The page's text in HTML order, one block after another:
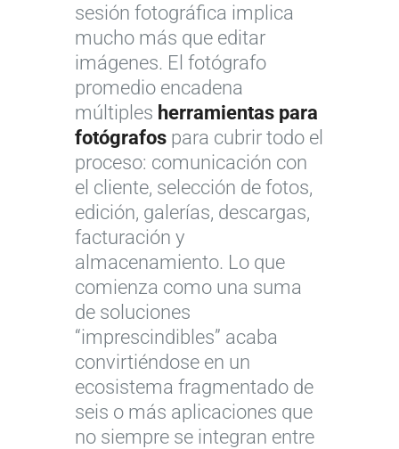
sesión fotográfica implica
mucho más que editar
imágenes. El fotógrafo
promedio encadena
múltiples herramientas para
fotógrafos para cubrir todo el
proceso: comunicación con
el cliente, selección de fotos,
edición, galerías, descargas,
facturación y
almacenamiento. Lo que
comienza como una suma
de soluciones
“imprescindibles” acaba
convirtiéndose en un
ecosistema fragmentado de
seis o más aplicaciones que
no siempre se integran entre